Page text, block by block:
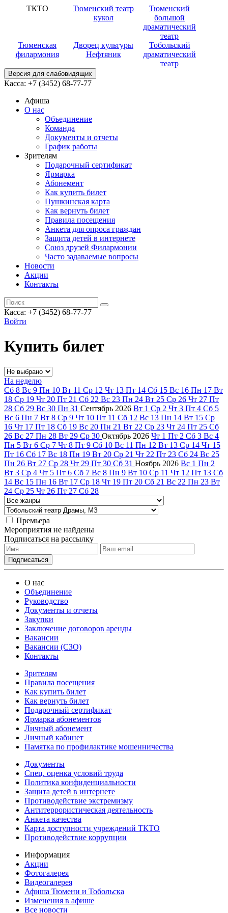
ТКТО
Тюменский театр
кукол
Тюменский
большой
драматический
театр
Тюменская
филармония
Дворец культуры
Нефтяник
Тобольский
драматический
театр
Версия для слабовидящих
Касса: +7 (3452) 68-77-77
Афиша
О нас
Объединение
Команда
Документы и отчеты
График работы
Зрителям
Подарочный сертификат
Ярмарка
Абонемент
Как купить билет
Пушкинская карта
Как вернуть билет
Правила посещения
Анкета для опроса граждан
Защита детей в интернете
Союз друзей Филармонии
Часто задаваемые вопросы
Новости
Акции
Контакты
Касса: +7 (3452) 68-77-77
Войти
Купить билет
На неделю
Сб 8 Вс 9 Пн 10 Вт 11 Ср 12 Чт 13 Пт 14 Сб 15 Вс 16 Пн 17 Вт
18 Ср 19 Чт 20 Пт 21 Сб 22 Вс 23 Пн 24 Вт 25 Ср 26 Чт 27 Пт
28 Сб 29 Вс 30 Пн 31 Сентябрь 2026 Вт 1 Ср 2 Чт 3 Пт 4 Сб 5
Вс 6 Пн 7 Вт 8 Ср 9 Чт 10 Пт 11 Сб 12 Вс 13 Пн 14 Вт 15 Ср
16 Чт 17 Пт 18 Сб 19 Вс 20 Пн 21 Вт 22 Ср 23 Чт 24 Пт 25 Сб
26 Вс 27 Пн 28 Вт 29 Ср 30 Октябрь 2026 Чт 1 Пт 2 Сб 3 Вс 4
Пн 5 Вт 6 Ср 7 Чт 8 Пт 9 Сб 10 Вс 11 Пн 12 Вт 13 Ср 14 Чт 15
Пт 16 Сб 17 Вс 18 Пн 19 Вт 20 Ср 21 Чт 22 Пт 23 Сб 24 Вс 25
Пн 26 Вт 27 Ср 28 Чт 29 Пт 30 Сб 31 Ноябрь 2026 Вс 1 Пн 2
Вт 3 Ср 4 Чт 5 Пт 6 Сб 7 Вс 8 Пн 9 Вт 10 Ср 11 Чт 12 Пт 13 Сб
14 Вс 15 Пн 16 Вт 17 Ср 18 Чт 19 Пт 20 Сб 21 Вс 22 Пн 23 Вт
24 Ср 25 Чт 26 Пт 27 Сб 28
Премьера
Мероприятия не найдены
Подписаться на рассылку
О нас
Объединение
Руководство
Документы и отчеты
Закупки
Заключение договоров аренды
Вакансии
Вакансии (СЗО)
Контакты
Зрителям
Правила посещения
Как купить билет
Как вернуть билет
Подарочный сертификат
Ярмарка абонементов
Личный абонемент
Личный кабинет
Памятка по профилактике мошенничества
Документы
Спец. оценка условий труда
Политика конфиденциальности
Защита детей в интернете
Противодействие экстремизму
Антитеррористическая деятельность
Анкета качества
Карта доступности учреждений ТКТО
Противодействие коррупции
Информация
Акции
Фотогалерея
Видеогалерея
Афиша Тюмени и Тобольска
Изменения в афише
Все новости